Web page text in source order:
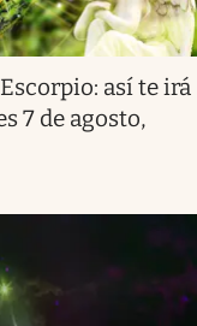
así te irá
7 de agosto,